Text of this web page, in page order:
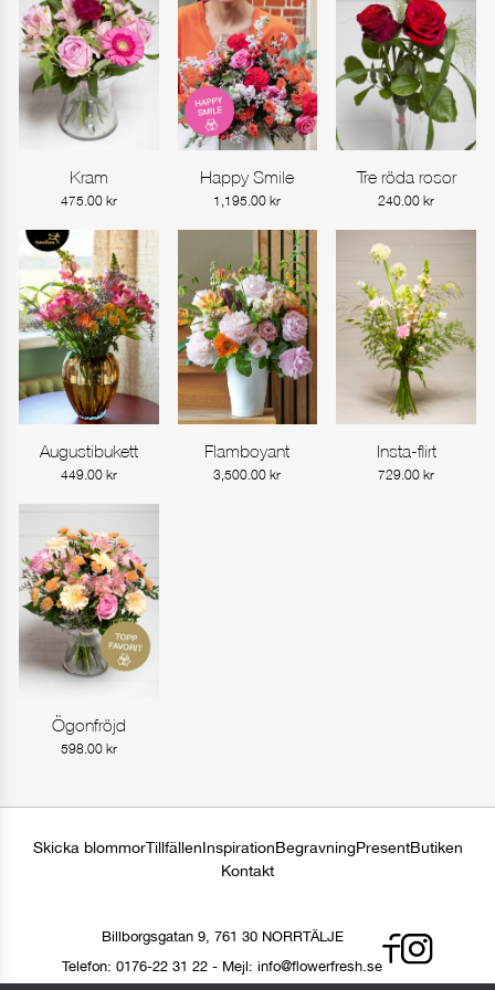
Gå till produkt
Kram
475.00 kr
Gå till produkt
Happy Smile
1,195.00kr
Gå till produkt
Tre röda rosor
240.00kr
Gå till produkt
Augustibukett
449.00 kr
Gå till produkt
Flamboyant
3,500.00kr
Gå till produkt
Insta-flirt
729.00kr
Gå till produkt
Ögonfröjd
598.00 kr
Skicka blommorTillfällenInspirationBegravningPresentButiken
Kontakt
Billborgsgatan 9, 761 30 NORRTÄLJE
Telefon:0176-22 31 22 - Mejl:info@flowerfresh.se